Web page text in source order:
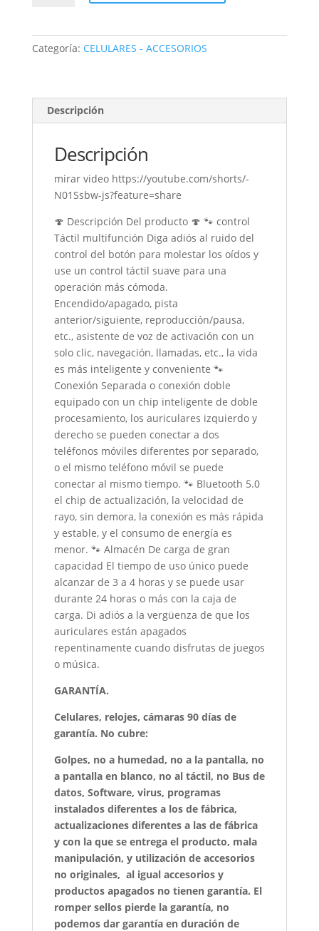
cantidad
Categoría: CELULARES - ACCESORIOS
Descripción
Descripción
mirar video https://youtube.com/shorts/-
N01Ssbw-js?feature=share
🍄 Descripción Del producto 🍄 🐾 control
Táctil multifunción Diga adiós al ruido del
control del botón para molestar los oídos y
use un control táctil suave para una
operación más cómoda.
Encendido/apagado, pista
anterior/siguiente, reproducción/pausa,
etc., asistente de voz de activación con un
solo clic, navegación, llamadas, etc., la vida
es más inteligente y conveniente 🐾
Conexión Separada o conexión doble
equipado con un chip inteligente de doble
procesamiento, los auriculares izquierdo y
derecho se pueden conectar a dos
teléfonos móviles diferentes por separado,
o el mismo teléfono móvil se puede
conectar al mismo tiempo. 🐾 Bluetooth 5.0
el chip de actualización, la velocidad de
rayo, sin demora, la conexión es más rápida
y estable, y el consumo de energía es
menor. 🐾 Almacén De carga de gran
capacidad El tiempo de uso único puede
alcanzar de 3 a 4 horas y se puede usar
durante 24 horas o más con la caja de
carga. Di adiós a la vergüenza de que los
auriculares están apagados
repentinamente cuando disfrutas de juegos
o música.
GARANTÍA.
Celulares, relojes, cámaras 90 días de
garantía. No cubre:
Golpes, no a humedad, no a la pantalla, no
a pantalla en blanco, no al táctil, no Bus de
datos, Software, virus, programas
instalados diferentes a los de fábrica,
actualizaciones diferentes a las de fábrica
y con la que se entrega el producto, mala
manipulación, y utilización de accesorios
no originales, al igual accesorios y
productos apagados no tienen garantía. El
romper sellos pierde la garantía, no
podemos dar garantía en duración de